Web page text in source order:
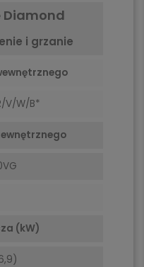
Diamond
i grzanie
V/W/B*
(kW)